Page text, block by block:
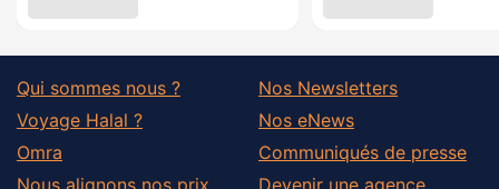
Qui sommes nous ?
Voyage Halal ?
Omra
Nous alignons nos prix
Nos Newsletters
Nos eNews
Communiqués de presse
Devenir une agence